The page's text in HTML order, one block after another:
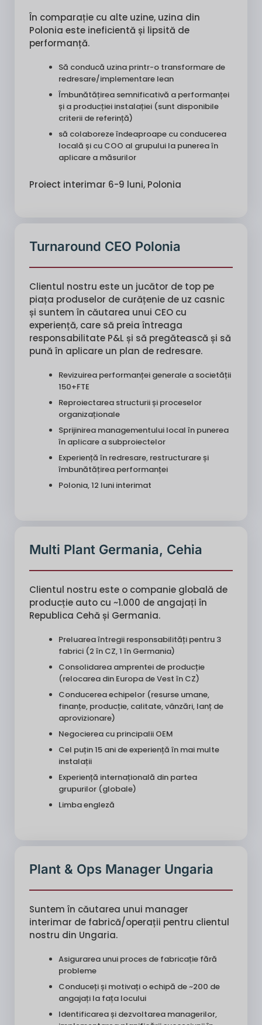
În comparație cu alte uzine, uzina din
Polonia este ineficientă și lipsită de
performanță.
Să conducă uzina printr-o transformare de
redresare/implementare lean
Îmbunătățirea semnificativă a performanței
și a producției instalației (sunt disponibile
criterii de referință)
să colaboreze îndeaproape cu conducerea
locală și cu COO al grupului la punerea în
aplicare a măsurilor
Proiect interimar 6-9 luni, Polonia
Turnaround CEO Polonia
Clientul nostru este un jucător de top pe
piața produselor de curățenie de uz casnic
și suntem în căutarea unui CEO cu
experiență, care să preia întreaga
responsabilitate P&L și să pregătească și să
pună în aplicare un plan de redresare.
Revizuirea performanței generale a societății
150+FTE
Reproiectarea structurii și proceselor
organizaționale
Sprijinirea managementului local în punerea
în aplicare a subproiectelor
Experiență în redresare, restructurare și
îmbunătățirea performanței
Polonia, 12 luni interimat
Multi Plant Germania, Cehia
Clientul nostru este o companie globală de
producție auto cu ~1.000 de angajați în
Republica Cehă și Germania.
Preluarea întregii responsabilități pentru 3
fabrici (2 în CZ, 1 în Germania)
Consolidarea amprentei de producție
(relocarea din Europa de Vest în CZ)
Conducerea echipelor (resurse umane,
finanțe, producție, calitate, vânzări, lanț de
aprovizionare)
Negocierea cu principalii OEM
Cel puțin 15 ani de experiență în mai multe
instalații
Experiență internațională din partea
grupurilor (globale)
Limba engleză
Plant & Ops Manager Ungaria
Suntem în căutarea unui manager
interimar de fabrică/operații pentru clientul
nostru din Ungaria.
Asigurarea unui proces de fabricație fără
probleme
Conduceți și motivați o echipă de ~200 de
angajați la fața locului
Identificarea și dezvoltarea managerilor,